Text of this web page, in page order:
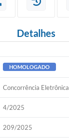
Detalhes
HOMOLOGADO
Concorrência Eletrônica
4/2025
209/2025